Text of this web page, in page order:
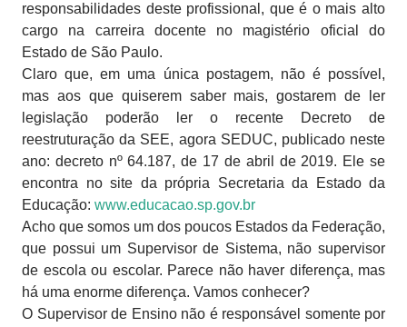
responsabilidades deste profissional, que é o mais alto
cargo na carreira docente no magistério oficial do
Estado de São Paulo.
Claro que, em uma única postagem, não é possível,
mas aos que quiserem saber mais, gostarem de ler
legislação poderão ler o recente Decreto de
reestruturação da SEE, agora SEDUC, publicado neste
ano: decreto nº 64.187, de 17 de abril de 2019. Ele se
encontra no site da própria Secretaria da Estado da
Educação: www.educacao.sp.gov.br
Acho que somos um dos poucos Estados da Federação,
que possui um Supervisor de Sistema, não supervisor
de escola ou escolar. Parece não haver diferença, mas
há uma enorme diferença. Vamos conhecer?
O Supervisor de Ensino não é responsável somente por